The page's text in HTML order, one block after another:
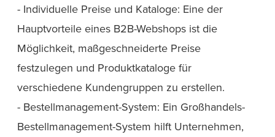
- Individuelle Preise und Kataloge: Eine der
Hauptvorteile eines B2B-Webshops ist die
Möglichkeit, maßgeschneiderte Preise
festzulegen und Produktkataloge für
verschiedene Kundengruppen zu erstellen.
- Bestellmanagement-System: Ein Großhandels-
Bestellmanagement-System hilft Unternehmen,